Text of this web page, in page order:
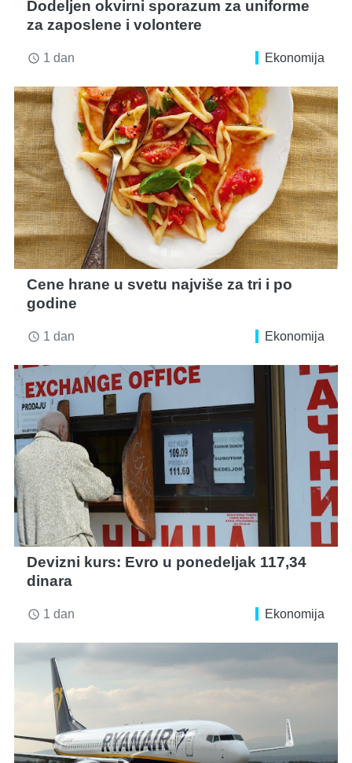
Dodeljen okvirni sporazum za uniforme
za zaposlene i volontere
access_time 1 dan Ekonomija
Cene hrane u svetu najviše za tri i po
godine
access_time 1 dan Ekonomija
Devizni kurs: Evro u ponedeljak 117,34
dinara
access_time 1 dan Ekonomija